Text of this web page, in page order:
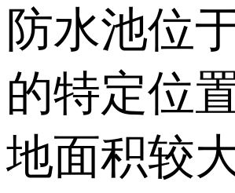
防水池位
的特定位
地面积较